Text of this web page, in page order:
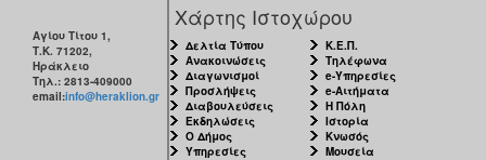
Αγίου Τίτου 1,
Τ.Κ. 71202,
Ηράκλειο
Τηλ.: 2813-409000
email:info@heraklion.gr
Χάρτης Ιστοχώρου
Δελτία Τύπου
Ανακοινώσεις
Διαγωνισμοί
Προσλήψεις
Διαβουλεύσεις
Εκδηλώσεις
Ο Δήμος
Υπηρεσίες
Κ.Ε.Π.
Τηλέφωνα
e-Υπηρεσίες
e-Αιτήματα
Η Πόλη
Ιστορία
Κνωσός
Μουσεία